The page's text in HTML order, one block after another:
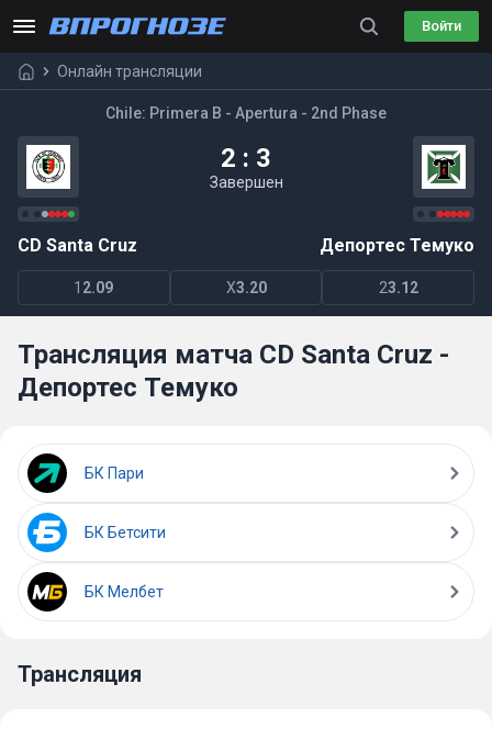
Войти
Онлайн трансляции
Chile: Primera B - Apertura - 2nd Phase
2 : 3
Завершен
CD Santa Cruz Депортес Темуко
1 2.09 X3.20 23.12
Трансляция матча CD Santa Cruz -
Депортес Темуко
БК Пари
БК Бетсити
БК Мелбет
Трансляция